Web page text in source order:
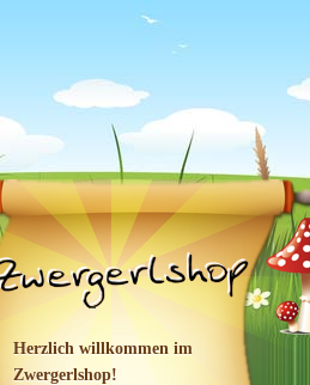
Herzlich willkommen im
Zwergerlshop!